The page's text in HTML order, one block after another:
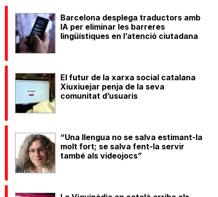
Barcelona desplega traductors amb
IA per eliminar les barreres
lingüístiques en l’atenció ciutadana
El futur de la xarxa social catalana
Xiuxiuejar penja de la seva
comunitat d’usuaris
“Una llengua no se salva estimant-la
molt fort; se salva fent-la servir
també als videojocs”